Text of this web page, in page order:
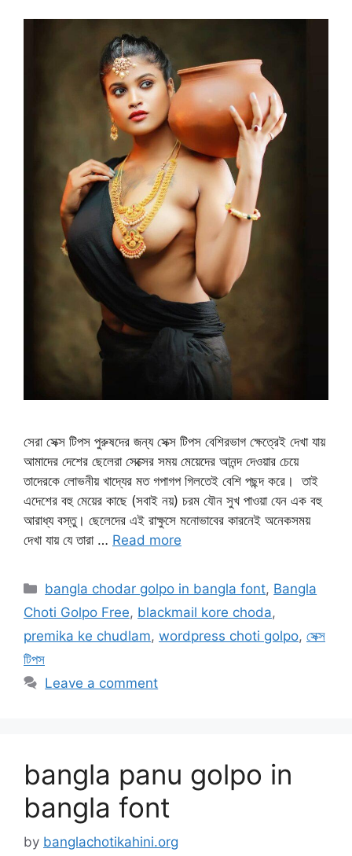
সেরা সেক্স টিপস পুরুষদের জন্য সেক্স টিপস বেশিরভাগ ক্ষেত্রেই দেখা যায়
আমাদের দেশের ছেলেরা সেক্সের সময় মেয়েদের আনন্দ দেওয়ার চেয়ে
তাদেরকে লোভনীয় খাদ্যের মত গপাগপ গিলতেই বেশি পছন্দ করে। তাই
এদেশের বহু মেয়ের কাছে (সবাই নয়) চরম যৌন সুখ পাওয়া যেন এক বহু
আরাধ্য বস্তু। ছেলেদের এই রাক্ষুসে মনোভাবের কারনেই অনেকসময়
দেখা যায় যে তারা … Read more
Categories
bangla chodar golpo in bangla font, Bangla
Choti Golpo Free, blackmail kore choda,
premika ke chudlam, wordpress choti golpo, সেক্স
টিপস
Leave a comment
bangla panu golpo in
bangla font
by banglachotikahini.org